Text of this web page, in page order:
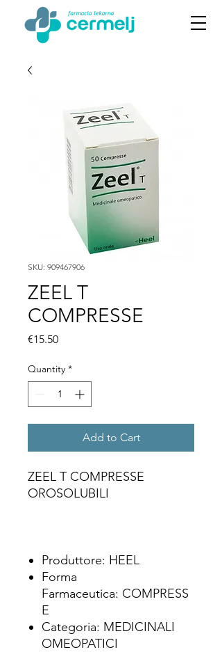
SKU: 909467906
ZEEL T
COMPRESSE
€15.50Price
Quantity *
Add to Cart
ZEEL T COMPRESSE
OROSOLUBILI
Produttore: HEEL
Forma
Farmaceutica: COMPRESS
E
Categoria: MEDICINALI
OMEOPATICI